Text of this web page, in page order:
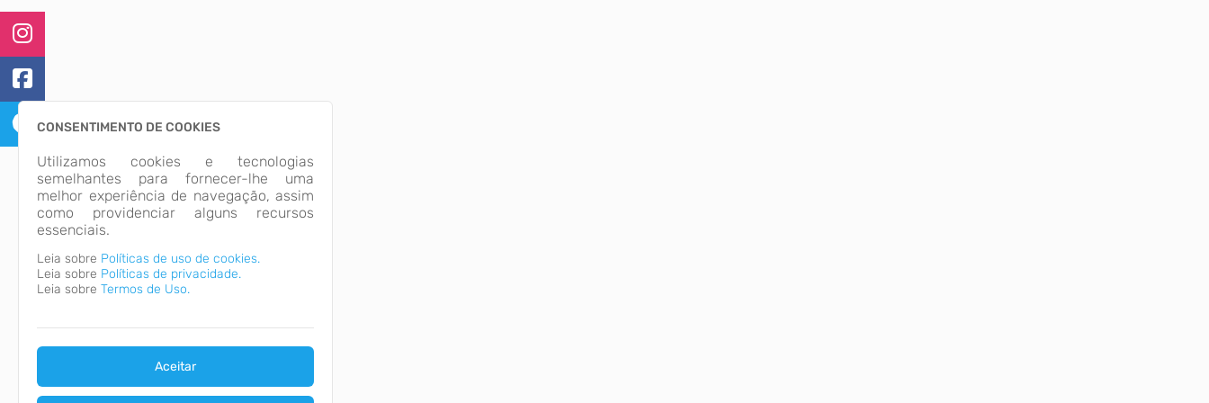
CONSENTIMENTO DE COOKIES
Utilizamos cookies e tecnologias
semelhantes para fornecer-lhe uma
melhor experiência de navegação, assim
como providenciar alguns recursos
essenciais.
Leia sobre Políticas de uso de cookies.
Leia sobre Políticas de privacidade.
Leia sobre Termos de Uso.
Aceitar